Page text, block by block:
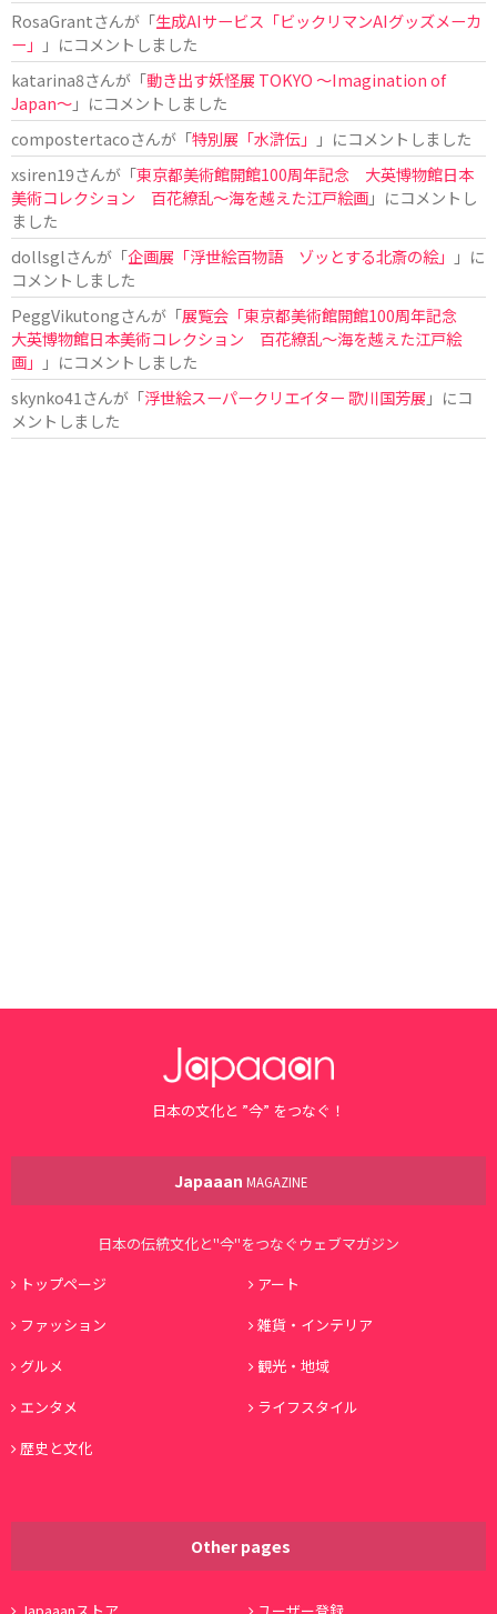
RosaGrantさんが「生成AIサービス「ビックリマンAIグッズメーカ
ー」
」にコメントしました
katarina8さんが「動き出す妖怪展 TOKYO 〜Imagination of
Japan〜」にコメントしました
compostertacoさんが「特別展「水滸伝」
」にコメントしました
xsiren19さんが「東京都美術館開館100周年記念 大英博物館日本
美術コレクション 百花繚乱～海を越えた江戸絵画」にコメントし
ました
dollsglさんが「企画展「浮世絵百物語 ゾッとする北斎の絵」
」に
コメントしました
PeggVikutongさんが「展覧会「東京都美術館開館100周年記念
大英博物館日本美術コレクション 百花繚乱〜海を越えた江戸絵
画」
」にコメントしました
skynko41 さんが「浮世絵スーパークリエイター 歌川国芳展 」にコ
メントしました
日本の文化と ”今” をつなぐ！
Japaaan MAGAZINE
日本の伝統文化と"今"をつなぐウェブマガジン
トップページ
アート
ファッション
雑貨・インテリア
グルメ
観光・地域
エンタメ
ライフスタイル
歴史と文化
Other pages